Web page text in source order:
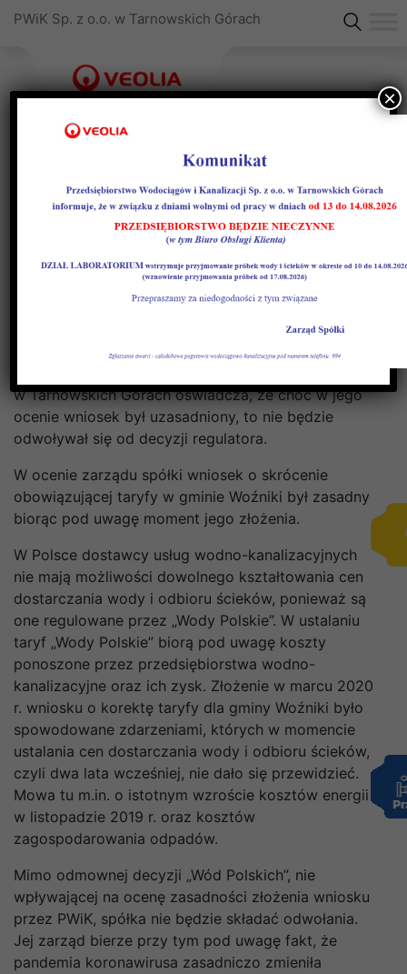
PWiK Sp. z o.o. w Tarnowskich Górach
Taryfy dla Gminy Woźniki –
oświadczenie
W odniesieniu do decyzji Państwowego
Gospodarstwa Wodnego „Wody Polskie” dotyczącej
korekty wniosku taryfowego dla gminy Woźniki
w Tarnowskich Górach oświadcza, że choć w jego
ocenie wniosek był uzasadniony, to nie będzie
odwoływał się od decyzji regulatora.
W ocenie zarządu spółki wniosek o skrócenie
obowiązującej taryfy w gminie Woźniki był zasadny
biorąc pod uwagę moment jego złożenia.
W Polsce dostawcy usług wodno-kanalizacyjnych
nie mają możliwości dowolnego kształtowania cen
dostarczania wody i odbioru ścieków, ponieważ są
one regulowane przez „Wody Polskie”. W ustalaniu
taryf „Wody Polskie” biorą pod uwagę koszty
ponoszone przez przedsiębiorstwa wodno-
kanalizacyjne oraz ich zysk. Złożenie w marcu 2020
r. wniosku o korektę taryfy dla gminy Woźniki było
spowodowane zdarzeniami, których w momencie
ustalania cen dostarczania wody i odbioru ścieków,
czyli dwa lata wcześniej, nie dało się przewidzieć.
Mowa tu m.in. o istotnym wzroście kosztów energii
w listopadzie 2019 r. oraz kosztów
zagospodarowania odpadów.
Mimo odmownej decyzji „Wód Polskich”, nie
wpływającej na ocenę zasadności złożenia wniosku
przez PWiK, spółka nie będzie składać odwołania.
Jej zarząd bierze przy tym pod uwagę fakt, że
pandemia koronawirusa zasadniczo zmieniła
×